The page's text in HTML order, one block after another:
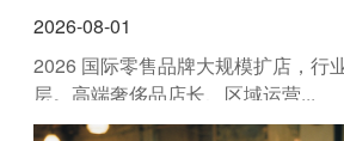
2026-08-01
2026 国际零售品牌大规模扩店，行
层。高端奢侈品店长、区域运营...